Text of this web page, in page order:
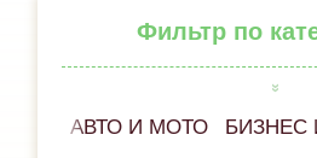
Фильтр по
АВТО И МОТО БИЗНЕС